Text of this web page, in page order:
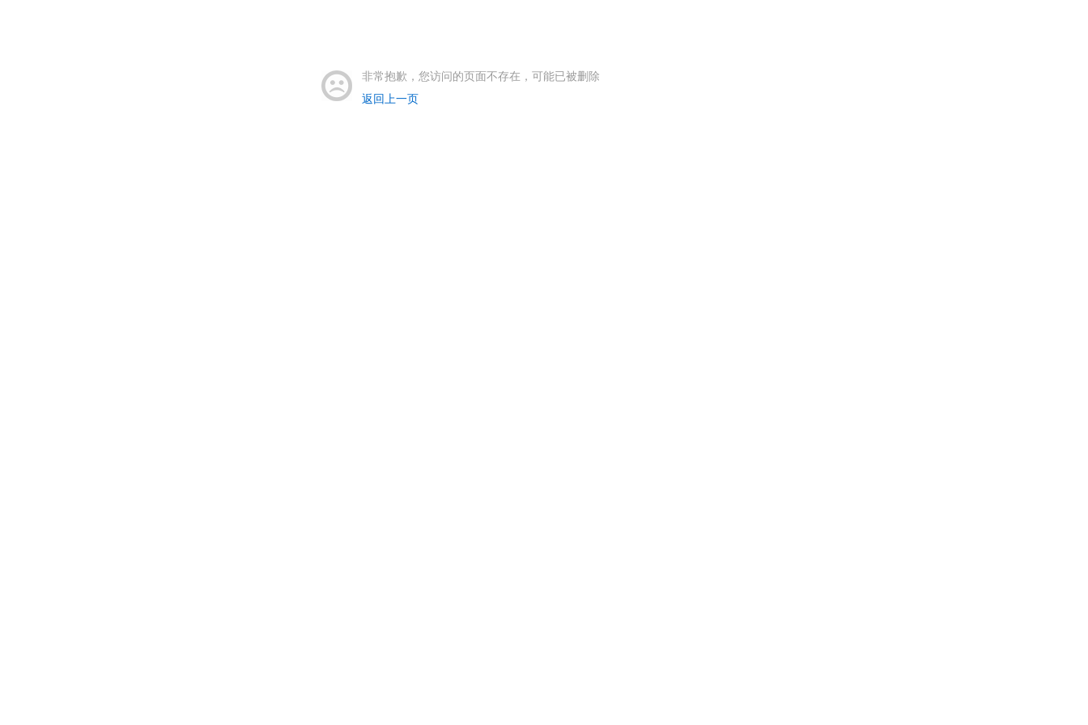
非常抱歉，您访问的页面不存在，可能已被删除
返回上一页